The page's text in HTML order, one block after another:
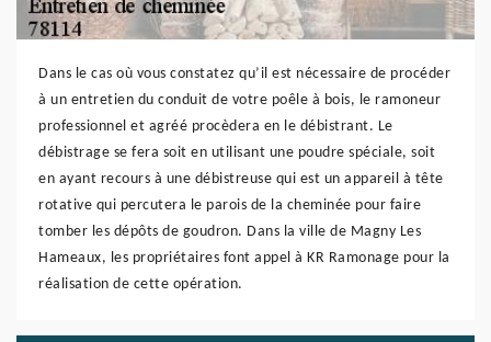
Dans le cas où vous constatez qu’il est nécessaire de procéder
à un entretien du conduit de votre poêle à bois, le ramoneur
professionnel et agréé procèdera en le débistrant. Le
débistrage se fera soit en utilisant une poudre spéciale, soit
en ayant recours à une débistreuse qui est un appareil à tête
rotative qui percutera le parois de la cheminée pour faire
tomber les dépôts de goudron. Dans la ville de Magny Les
Hameaux, les propriétaires font appel à KR Ramonage pour la
réalisation de cette opération.